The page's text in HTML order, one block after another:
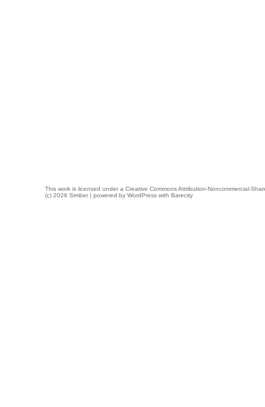
This work is licensed under a Creative Commons Attribution-Noncommercial-
(c) 2026 Simber | powered by WordPress with Barecity